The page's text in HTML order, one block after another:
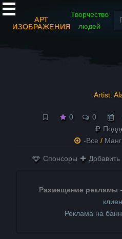
АРТ
ИЗОБРАЖЕНИЯ
Творчество
людей
Artist:
0 0
-Все /
Спонсоры Добавить
Размещение рекламы
Реклама на